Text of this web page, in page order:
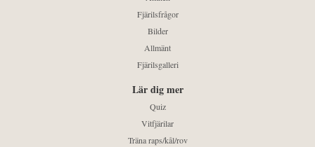
Fjärilsfrågor
Bilder
Allmänt
Fjärilsgalleri
Lär dig mer
Quiz
Vitfjärilar
Träna raps/kål/rov